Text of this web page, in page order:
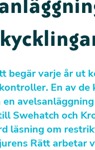
begär varje år ut
En av
en
Swehatch och
läsning om
Rätt arbetar